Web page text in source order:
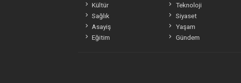
Kültür
Teknoloji
Sağlık
Siyaset
Asayiş
Yaşam
Eğitim
Gündem